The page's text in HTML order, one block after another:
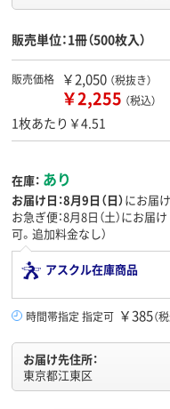
販売単位：1冊（500枚入）
販売価格 ￥2,050 （税抜き）
￥2,255 （税込）
1枚あたり￥4.51
在庫： あり
お届け日：8月9日（日）にお届け
お急ぎ便：8月8日（土）にお届け
可。追加料金なし）
アスクル在庫商品
時間帯指定 指定可 ￥385（
お届け先住所：
東京都江東区